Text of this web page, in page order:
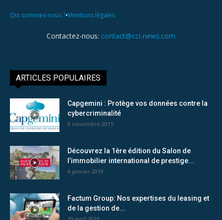
Qui sommes-nous ?•Mentions légales
Contactez-nous: contact@cci-news.com
ARTICLES POPULAIRES
Capgemini : Protège vos données contre la
cybercriminalité
9 novembre 2015
Découvrez la 1ère édition du Salon de
l’immobilier international de prestige...
4 janvier 2019
Factum Group: Nos expertises du leasing et
de la gestion de...